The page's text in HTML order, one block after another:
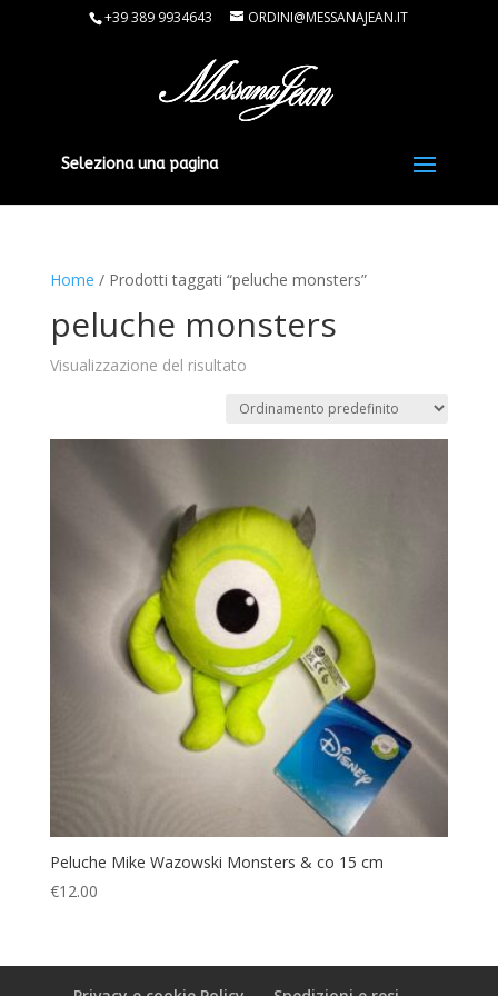
+39 389 9934643 ORDINI@MESSANAJEAN.IT
Seleziona una pagina
Home / Prodotti taggati “peluche monsters”
peluche monsters
Visualizzazione del risultato
Peluche Mike Wazowski Monsters & co 15 cm
€12.00